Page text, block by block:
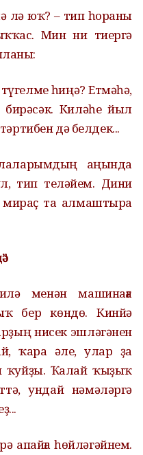
лә юҡ? – тип һораны
Мин ни тиергә
һиңә? Етмәһә,
бирәсәк. Киләһе йыл
дә белдек...
аңында
тип теләйем. Дини
мираҫ та алмаштыра
менән машинаға
бер көндө. Кинйә
нисек эшләгәнен
ҡара әле, улар ҙа
ҡуйҙы. Ҡалай ҡыҙыҡ
ундай нәмәләргә
апайға һөйләгәйнем.